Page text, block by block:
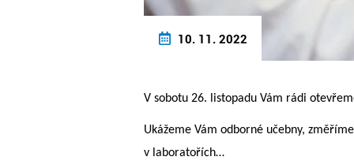
10. 11. 2022
V sobotu 26. listopadu Vám rádi
Ukážeme Vám odborné učebny,
v laboratořích…